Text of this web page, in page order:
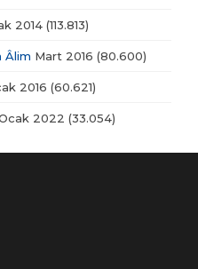
2014 (113.813)
Âlim Mart 2016 (80.600)
2016 (60.621)
2022 (33.054)